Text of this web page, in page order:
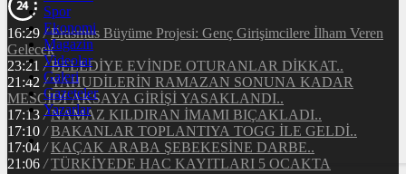
Spor
Ekonomi
Magazin
Videolar
Galeri
Gazeteler
Yazarlar
16:29 / Erasmus Büyüme Projesi: Genç Girişimcilere İlham Veren
Gelecek
23:21 / BELEDİYE EVİNDE OTURANLAR DİKKAT..
21:42 / YAHUDİLERİN RAMAZAN SONUNA KADAR
MESCİDİ AKSAYA GİRİŞİ YASAKLANDI..
17:13 / NAMAZ KILDIRAN İMAMI BIÇAKLADI..
17:10 / BAKANLAR TOPLANTIYA TOGG İLE GELDİ..
17:04 / KAÇAK ARABA ŞEBEKESİNE DARBE..
21:06 / TÜRKİYEDE HAC KAYITLARI 5 OCAKTA